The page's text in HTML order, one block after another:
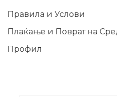
Правила и Услови
Плаќање и Поврат на
Профил